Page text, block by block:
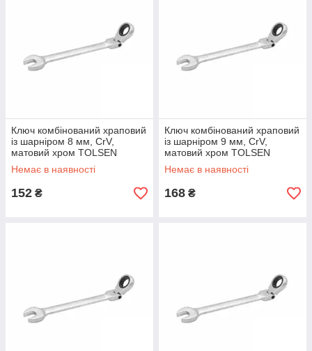
Ключ комбінований храповий
із шарніром 8 мм, CrV,
матовий хром TOLSEN
Немає в наявності
152 ₴
Ключ комбінований храповий
із шарніром 9 мм, CrV,
матовий хром TOLSEN
Немає в наявності
168 ₴